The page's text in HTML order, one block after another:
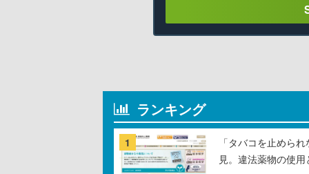
ランキング
1
「タバコを止めら
見。違法薬物の使